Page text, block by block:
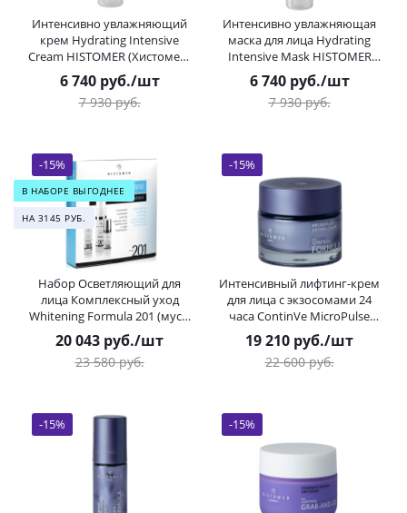
Интенсивно увлажняющий
крем Hydrating Intensive
Cream HISTOMER (Хистомер)
250 мл
6 740руб./шт
7 930руб.
Интенсивно увлажняющая
маска для лица Hydrating
Intensive Mask HISTOMER
(Хистомер) 250 мл
6 740руб./шт
7 930руб.
В НАБОРЕ ВЫГОДНЕЕ
НА 3145 РУБ.
Набор Осветляющий для
лица Комплексный уход
Whitening Formula 201 (мусс,
крем, сыворотка) HISTOMER
(Хистомер) 150 / 50 / 30 мл
20 043 руб./шт
23 580руб.
-15%
Интенсивный лифтинг-крем
для лица с экзосомами 24
часа ContinVe MicroPulse
Lifting Cream HISTOMER
(Хистомер) 50 мл
19 210 руб./шт
22 600руб.
-15%
-15% -15%